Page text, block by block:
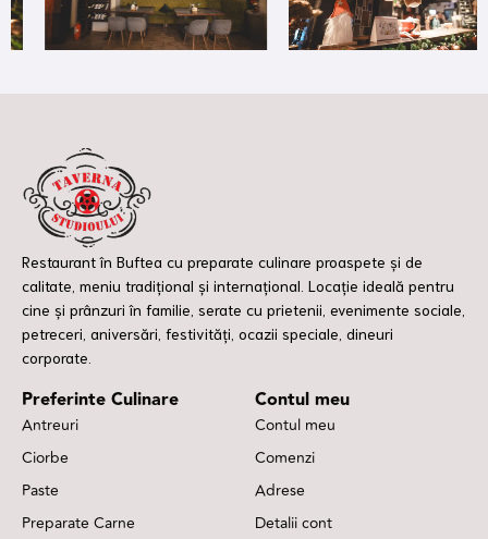
Restaurant în Buftea cu preparate culinare proaspete și de
calitate, meniu tradițional și internațional. Locație ideală pentru
cine și prânzuri în familie, serate cu prietenii, evenimente sociale,
petreceri, aniversări, festivități, ocazii speciale, dineuri
corporate.
Preferinte Culinare
Antreuri
Ciorbe
Paste
Preparate Carne
Contul meu
Contul meu
Comenzi
Adrese
Detalii cont